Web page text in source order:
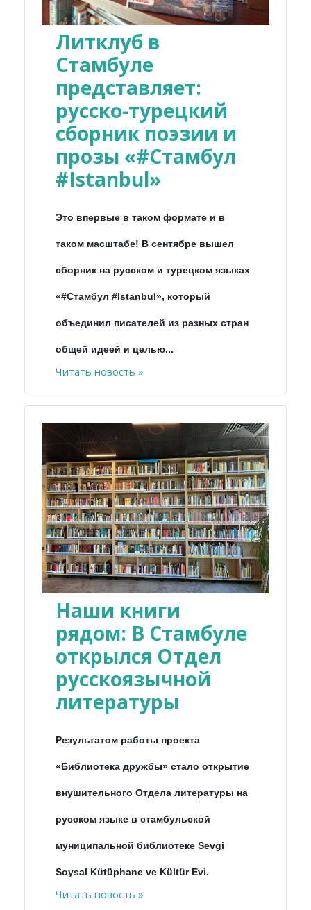
Литклуб в
Стамбуле
представляет:
русско-турецкий
сборник поэзии и
прозы «#Стамбул
#Istanbul»
Это впервые в таком формате и в
таком масштабе! В сентябре вышел
сборник на русском и турецком языках
«#Стамбул #Istanbul», который
объединил писателей из разных стран
общей идеей и целью...
Читать новость »
Наши книги
рядом: В Стамбуле
открылся Отдел
русскоязычной
литературы
Результатом работы проекта
«Библиотека дружбы» стало открытие
внушительного Отдела литературы на
русском языке в стамбульской
муниципальной библиотеке Sevgi
Soysal Kütüphane ve Kültür Evi.
Читать новость »